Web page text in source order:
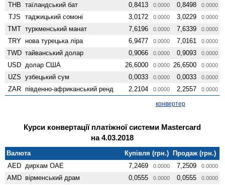
THB таїландський бат 0,8413 0.0000 0,8498 0.0000
TJS таджицький сомоні 3,0172 0.0000 3,0229 0.0000
TMT туркменський манат 7,6196 0.0000 7,6339 0.0000
TRY нова турецька ліра 6,9477 0.0000 7,0161 0.0000
TWD тайванський долар 0,9066 0.0000 0,9093 0.0000
USD долар США 26,6000 0.0000 26,6500 0.0000
UZS узбецький сум 0,0033 0.0000 0,0033 0.0000
ZAR південно-африканський ренд 2,2104 0.0000 2,2557 0.0000
конвертер
Курси конвертації платіжної системи Mastercard
на 4.03.2018
Валюта Купівля (грн.)
Продаж (грн.)
AED дирхам ОАЕ 7,2469 0.0000 7,2509 0.0000
AMD вiрменський драм 0,0555 0.0000 0,0555 0.0000